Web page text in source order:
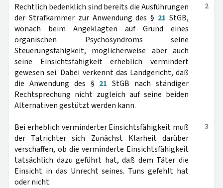
2
Rechtlich bedenklich sind bereits die Ausführungen
der Strafkammer zur Anwendung des § 21 StGB,
wonach beim Angeklagten auf Grund eines
organischen Psychosyndroms seine
Steuerungsfähigkeit, möglicherweise aber auch
seine Einsichtsfähigkeit erheblich vermindert
gewesen sei. Dabei verkennt das Landgericht, daß
die Anwendung des § 21 StGB nach ständiger
Rechtsprechung nicht zugleich auf seine beiden
Alternativen gestützt werden kann.
3
Bei erheblich verminderter Einsichtsfähigkeit muß
der Tatrichter sich Zunächst Klarheit darüber
verschaffen, ob die verminderte Einsichtsfähigkeit
tatsächlich dazu geführt hat, daß dem Täter die
Einsicht in das Unrecht seines. Tuns gefehlt hat
oder nicht.